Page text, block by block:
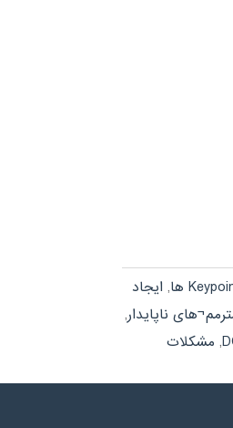
, ایجاد
ناپایدار,
, مشکلات